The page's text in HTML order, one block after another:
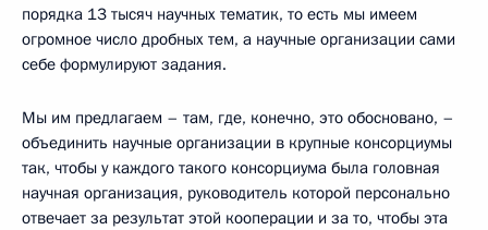
порядка 13 тысяч научных тематик, то есть мы имеем
огромное число дробных тем, а научные организации сами
себе формулируют задания.
Мы им предлагаем – там, где, конечно, это обосновано, –
объединить научные организации в крупные консорциумы
так, чтобы у каждого такого консорциума была головная
научная организация, руководитель которой персонально
отвечает за результат этой кооперации и за то, чтобы эта